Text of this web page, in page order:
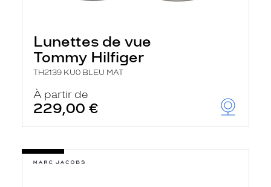
Lunettes de vue
Tommy Hilfiger
TH2139 KU0 BLEU MAT
À partir de
229,00 €